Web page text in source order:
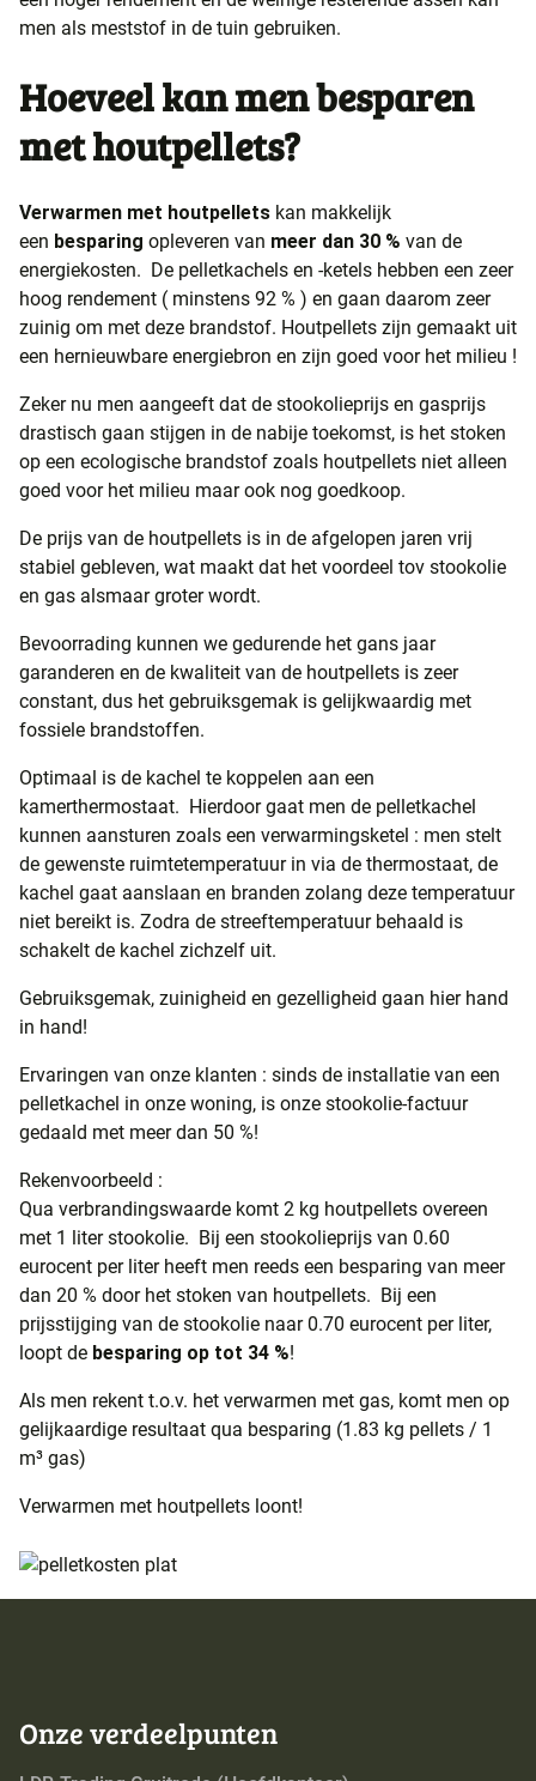
men als meststof in de tuin gebruiken.
Hoeveel kan men besparen
met houtpellets?
Verwarmen met houtpellets kan makkelijk
een besparing opleveren van meer dan 30 % van de
energiekosten. De pelletkachels en -ketels hebben een zeer
hoog rendement ( minstens 92 % ) en gaan daarom zeer
zuinig om met deze brandstof. Houtpellets zijn gemaakt uit
een hernieuwbare energiebron en zijn goed voor het milieu !
Zeker nu men aangeeft dat de stookolieprijs en gasprijs
drastisch gaan stijgen in de nabije toekomst, is het stoken
op een ecologische brandstof zoals houtpellets niet alleen
goed voor het milieu maar ook nog goedkoop.
De prijs van de houtpellets is in de afgelopen jaren vrij
stabiel gebleven, wat maakt dat het voordeel tov stookolie
en gas alsmaar groter wordt.
Bevoorrading kunnen we gedurende het gans jaar
garanderen en de kwaliteit van de houtpellets is zeer
constant, dus het gebruiksgemak is gelijkwaardig met
fossiele brandstoffen.
Optimaal is de kachel te koppelen aan een
kamerthermostaat. Hierdoor gaat men de pelletkachel
kunnen aansturen zoals een verwarmingsketel : men stelt
de gewenste ruimtetemperatuur in via de thermostaat, de
kachel gaat aanslaan en branden zolang deze temperatuur
niet bereikt is. Zodra de streeftemperatuur behaald is
schakelt de kachel zichzelf uit.
Gebruiksgemak, zuinigheid en gezelligheid gaan hier hand
in hand!
Ervaringen van onze klanten : sinds de installatie van een
pelletkachel in onze woning, is onze stookolie-factuur
gedaald met meer dan 50 %!
Rekenvoorbeeld :
Qua verbrandingswaarde komt 2 kg houtpellets overeen
met 1 liter stookolie. Bij een stookolieprijs van 0.60
eurocent per liter heeft men reeds een besparing van meer
dan 20 % door het stoken van houtpellets. Bij een
prijsstijging van de stookolie naar 0.70 eurocent per liter,
loopt de besparing op tot 34 %!
Als men rekent t.o.v. het verwarmen met gas, komt men op
gelijkaardige resultaat qua besparing (1.83 kg pellets / 1
m³ gas)
Verwarmen met houtpellets loont!
Onze verdeelpunten